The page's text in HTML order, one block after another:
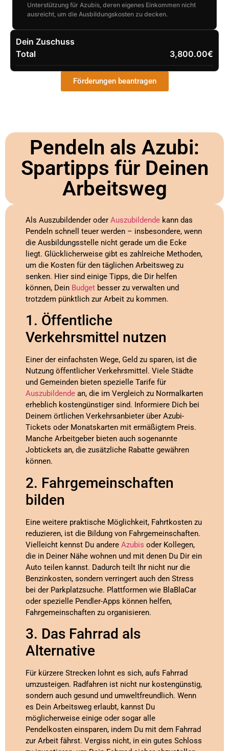
Unterstützung für Azubis, deren eigenes Einkommen nicht
ausreicht, um die Ausbildungskosten zu decken.
Dein Zuschuss
Total
3,800.00€
Förderungen beantragen
Pendeln als Azubi:
Spartipps für Deinen
Arbeitsweg
Als Auszubildender oder Auszubildende kann das
Pendeln schnell teuer werden – insbesondere, wenn
die Ausbildungsstelle nicht gerade um die Ecke
liegt. Glücklicherweise gibt es zahlreiche Methoden,
um die Kosten für den täglichen Arbeitsweg zu
senken. Hier sind einige Tipps, die Dir helfen
können, Dein Budget besser zu verwalten und
trotzdem pünktlich zur Arbeit zu kommen.
1. Öffentliche
Verkehrsmittel nutzen
Einer der einfachsten Wege, Geld zu sparen, ist die
Nutzung öffentlicher Verkehrsmittel. Viele Städte
und Gemeinden bieten spezielle Tarife für
Auszubildende an, die im Vergleich zu Normalkarten
erheblich kostengünstiger sind. Informiere Dich bei
Deinem örtlichen Verkehrsanbieter über Azubi-
Tickets oder Monatskarten mit ermäßigtem Preis.
Manche Arbeitgeber bieten auch sogenannte
Jobtickets an, die zusätzliche Rabatte gewähren
können.
2. Fahrgemeinschaften
bilden
Eine weitere praktische Möglichkeit, Fahrtkosten zu
reduzieren, ist die Bildung von Fahrgemeinschaften.
Vielleicht kennst Du andere Azubis oder Kollegen,
die in Deiner Nähe wohnen und mit denen Du Dir ein
Auto teilen kannst. Dadurch teilt Ihr nicht nur die
Benzinkosten, sondern verringert auch den Stress
bei der Parkplatzsuche. Plattformen wie BlaBlaCar
oder spezielle Pendler-Apps können helfen,
Fahrgemeinschaften zu organisieren.
3. Das Fahrrad als
Alternative
Für kürzere Strecken lohnt es sich, aufs Fahrrad
umzusteigen. Radfahren ist nicht nur kostengünstig,
sondern auch gesund und umweltfreundlich. Wenn
es Dein Arbeitsweg erlaubt, kannst Du
möglicherweise einige oder sogar alle
Pendelkosten einsparen, indem Du mit dem Fahrrad
zur Arbeit fährst. Vergiss nicht, in ein gutes Schloss